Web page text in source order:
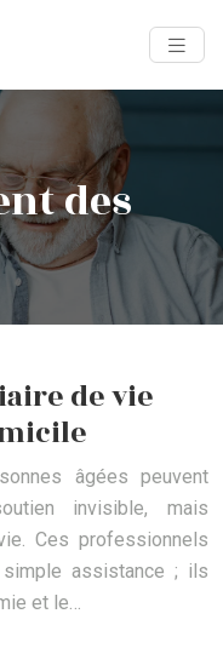
des
de vie
âgées peuvent
invisible, mais
Ces professionnels
assistance ; ils
et le…